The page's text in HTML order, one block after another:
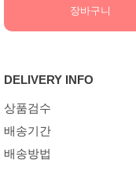
장바구니
DELIVERY INFO
상품검수
배송기간
배송방법